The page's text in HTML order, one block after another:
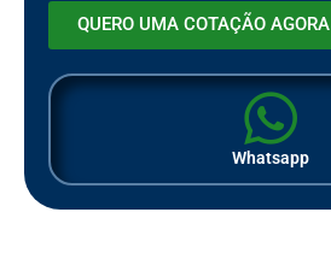
QUERO UMA COTAÇÃO AGORA
Whatsapp